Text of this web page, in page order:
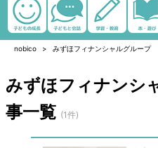
nobico みずほフィナンシャルグループ
みずほフィナンシ
事一覧 (1件)